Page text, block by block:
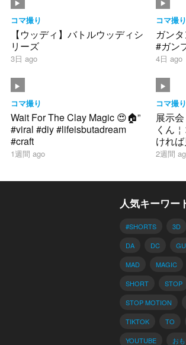
コマ撮り
【ウッディ】バトルウッディシ
リーズ
3日 ago
コマ撮り
ガン
#ガン
4日 ago
コマ撮り
Wait For The Clay Magic 😍🏠”
#viral #diy #lifeisbutadream
#craft
1週間 ago
コマ撮り
展示
くん
けれ
す #か
2週間
人気キーワー
#SHORTS 3D
DA
DC
MAD
MAGIC
SHORT
STOP
STOP MOTION
TIKTOK
TO
YOUTUBE
お